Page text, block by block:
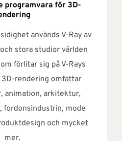
programvara för 3D-
används V-Ray av
stora studior världen
förlitar sig på V-Rays
rendering omfattar
animation, arkitektur,
fordonsindustrin, mode
och mycket
mer.